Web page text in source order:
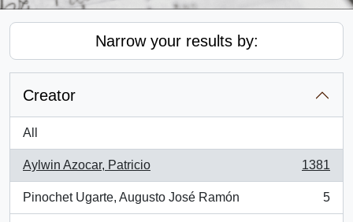
Narrow your results by:
Creator
All
Aylwin Azocar, Patricio
, 1381 results
1381
Pinochet Ugarte, Augusto José Ramón
, 5 results
5